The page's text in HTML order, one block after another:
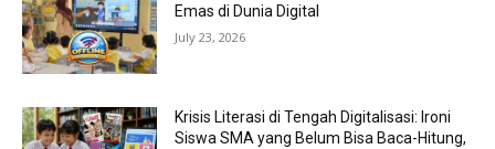
Emas di Dunia Digital
July 23, 2026
Krisis Literasi di Tengah Digitalisasi: Ironi
Siswa SMA yang Belum Bisa Baca-Hitung,